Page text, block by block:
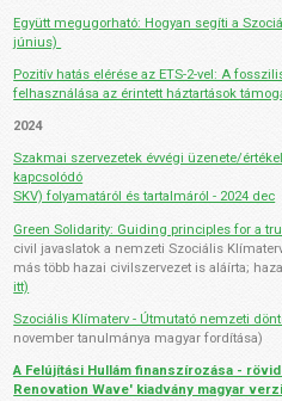
Együtt megugorható: Hogyan segíti a
június)
Pozitív hatás elérése az ETS-2-vel: A
felhasználása az érintett háztartások
2024
Szakmai szervezetek évvégi üzenete/
kapcsolódó
SKV) folyamatáról és tartalmáról - 2024 dec
Green Solidarity: Guiding principles for a
civil javaslatok a nemzeti Szociális
más több hazai civilszervezet is aláírta;
itt)
Szociális Klímaterv - Útmutató nemzeti
november tanulmánya magyar fordítása)
A Felújítási Hullám finanszírozása -
Renovation Wave' kiadvány magyar